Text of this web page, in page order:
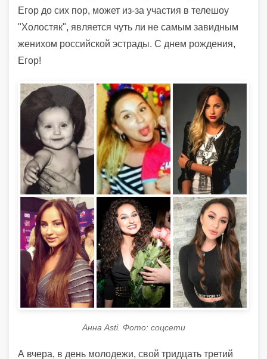
Егор до сих пор, может из-за участия в телешоу
"Холостяк", является чуть ли не самым завидным
женихом российской эстрады. С днем рождения,
Егор!
Анна Asti. Фото: соцсети
А вчера, в день молодежи, свой тридцать третий